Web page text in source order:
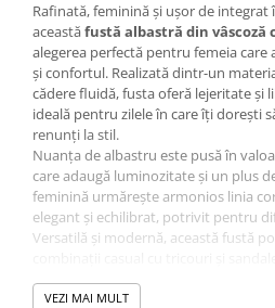
Rafinată, feminină și ușor de integrat
aceastăfustă albastră din vâscoză
alegerea perfectă pentru femeia care
și confortul. Realizată dintr-un
cădere fluidă, fusta oferă lejeritate și
ideală pentru zilele în care îți dorești
renunți la stil.
Nuanța de albastru este pusă în
care adaugă luminozitate și un plus
feminină urmărește armonios linia
elegant și echilibrat, potrivit pentru
Versatilă și modernă, această fustă
alături de bluze vaporoase și accesorii
îți oferă posibilitatea de a crea
VEZI MAI MULT